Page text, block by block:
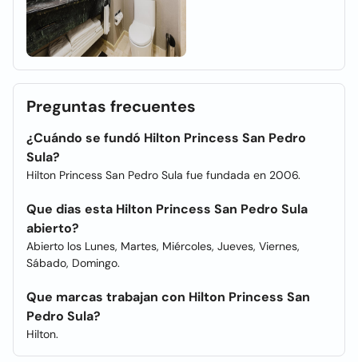
Preguntas frecuentes
¿Cuándo se fundó Hilton Princess San Pedro
Sula?
Hilton Princess San Pedro Sula fue fundada en 2006.
Que dias esta Hilton Princess San Pedro Sula
abierto?
Abierto los Lunes, Martes, Miércoles, Jueves, Viernes,
Sábado, Domingo.
Que marcas trabajan con Hilton Princess San
Pedro Sula?
Hilton.